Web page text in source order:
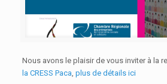
Nous avons le plaisir de vous inviter à la
la CRESS Paca,plus de détails ici